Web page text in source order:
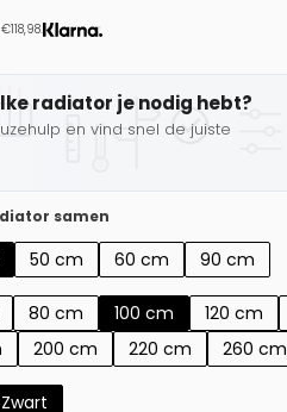
radiator je nodig hebt?
en vind snel de juiste
samen
50 cm 60 cm 90 cm
80 cm 100 cm 120 cm
200 cm 220 cm 260 cm
Zwart